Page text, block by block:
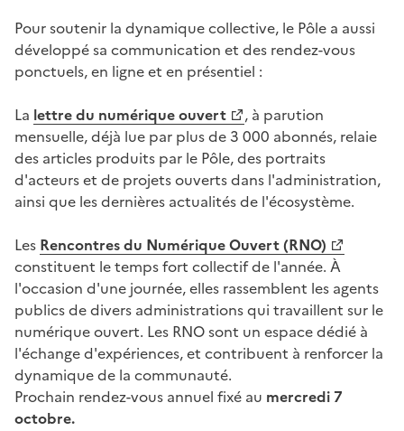
Pour soutenir la dynamique collective, le Pôle a aussi
développé sa communication et des rendez-vous
ponctuels, en ligne et en présentiel :
La
(Ouvre une nouvelle fenêtre)
lettre du numérique ouvert
, à parution
mensuelle, déjà lue par plus de 3 000 abonnés, relaie
des articles produits par le Pôle, des portraits
d'acteurs et de projets ouverts dans l'administration,
ainsi que les dernières actualités de l'écosystème.
Les
(Ouvre une nouvelle fenêtre)
Rencontres du Numérique Ouvert (RNO)
constituent le temps fort collectif de l'année. À
l'occasion d'une journée, elles rassemblent les agents
publics de divers administrations qui travaillent sur le
numérique ouvert. Les RNO sont un espace dédié à
l'échange d'expériences, et contribuent à renforcer la
dynamique de la communauté.
Prochain rendez-vous annuel fixé au mercredi 7
octobre.